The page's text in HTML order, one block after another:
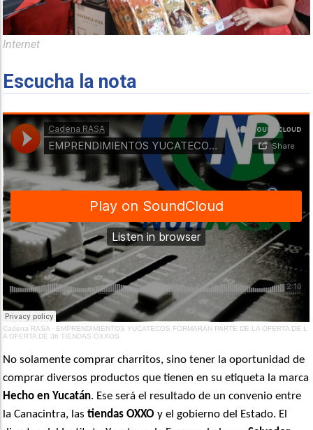
Internet
Escucha la nota
Cadena RASA · EMPRENDIMIENTOS YUCATECOS FORMARÁN PARTE DE LA OFERTA DE L
A OFERTA DE 36 TIENDAS OXXOS
No solamente comprar charritos, sino tener la oportunidad de
comprar diversos productos que tienen en su etiqueta la marca
Hecho en Yucatán. Ese será el resultado de un convenio entre
la Canacintra, lastiendas OXXO y el gobierno del Estado. El